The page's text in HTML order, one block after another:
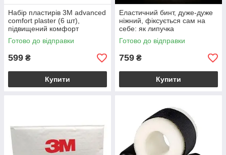
Набір пластирів 3M advanced
comfort plaster (6 шт),
підвищений комфорт
Готово до відправки
599 ₴
Купити
Еластичний бинт, дуже-дуже
ніжний, фіксується сам на
себе: як липучка
Готово до відправки
759 ₴
Купити